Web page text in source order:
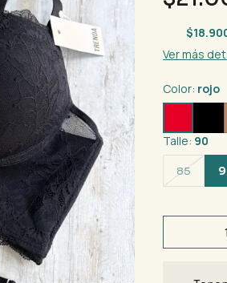
Ver más
Color: rojo
Talle: 90
85